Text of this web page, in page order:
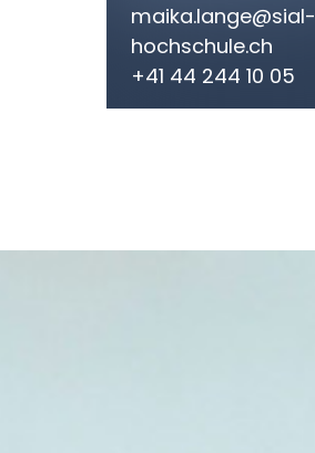
maika.lange@sial-
hochschule.ch
+41 44 244 10 05